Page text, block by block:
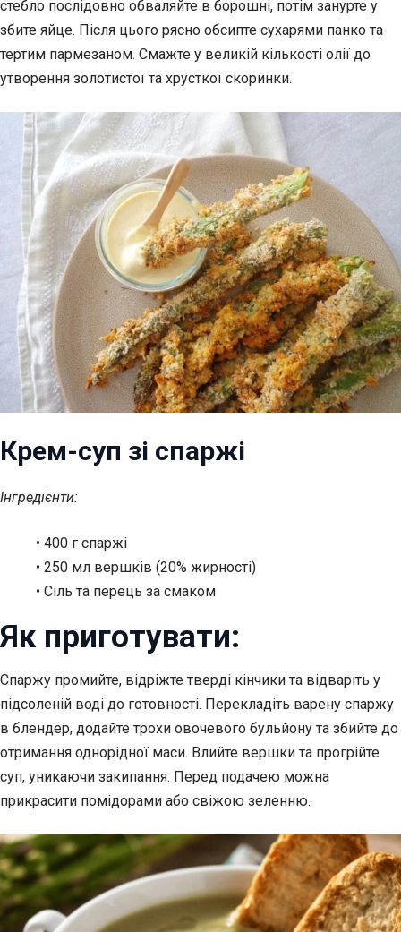
стебло послідовно обваляйте в борошні, потім занурте у
збите яйце. Після цього рясно обсипте сухарями панко та
тертим пармезаном. Смажте у великій кількості олії до
утворення золотистої та хрусткої скоринки.
Крем-суп зі спаржі
Інгредієнти:
• 400 г спаржі
• 250 мл вершків (20% жирності)
• Сіль та перець за смаком
Як приготувати:
Спаржу промийте, відріжте тверді кінчики та відваріть у
підсоленій воді до готовності. Перекладіть варену спаржу
в блендер, додайте трохи овочевого бульйону та збийте до
отримання однорідної маси. Влийте вершки та прогрійте
суп, уникаючи закипання. Перед подачею можна
прикрасити помідорами або свіжою зеленню.